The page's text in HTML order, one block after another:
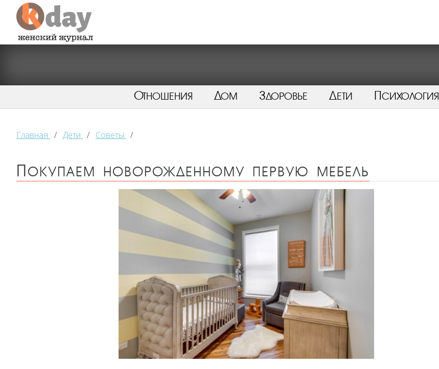
Отношения Дом Здоровье Дети Психология
Главная / Дети / Советы /
Покупаем новорожденному первую мебель